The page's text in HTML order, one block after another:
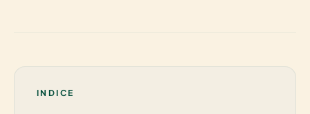
INDICE